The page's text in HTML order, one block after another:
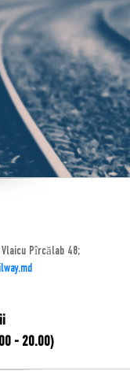
Vlaicu Pîrcălab 48;
- 20.00)